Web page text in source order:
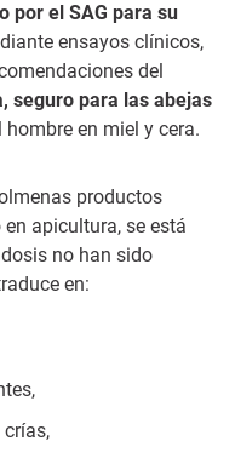
por el SAG para su
ensayos clínicos,
del
seguro para las abejas
hombre en miel y cera.
productos
apicultura, se está
no han sido
en: